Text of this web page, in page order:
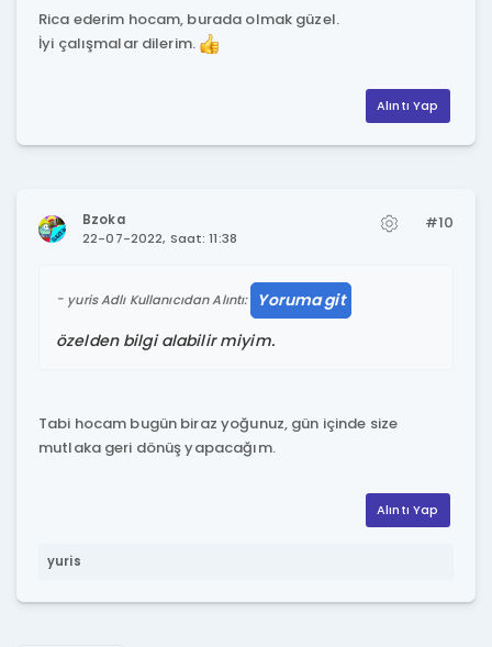
Rica ederim hocam, burada olmak güzel.
İyi çalışmalar dilerim.
Alıntı Yap
Bzoka
22-07-2022, Saat: 11:38
#10
yuris Adlı Kullanıcıdan Alıntı:
Yoruma git
özelden bilgi alabilir miyim.
Tabi hocam bugün biraz yoğunuz, gün içinde size
mutlaka geri dönüş yapacağım.
Alıntı Yap
yuris